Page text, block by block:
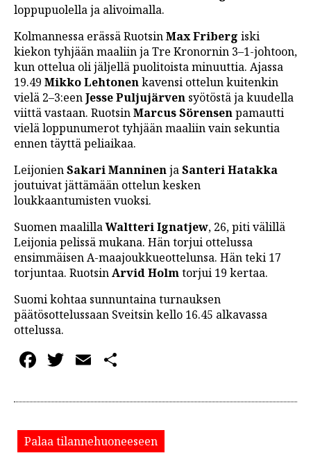
loppupuolella ja alivoimalla.
Kolmannessa erässä RuotsinMax Friberg iski
kiekon tyhjään maaliin ja Tre Kronornin 3–1-johtoon,
kun ottelua oli jäljellä puolitoista minuuttia. Ajassa
19.49 Mikko Lehtonenkavensi ottelun kuitenkin
vielä 2–3:eenJesse Puljujärven syötöstä ja kuudella
viittä vastaan. RuotsinMarcus Sörensenpamautti
vielä loppunumerot tyhjään maaliin vain sekuntia
ennen täyttä peliaikaa.
LeijonienSakari ManninenjaSanteri Hatakka
joutuivat jättämään ottelun kesken
loukkaantumisten vuoksi.
Suomen maalillaWaltteri Ignatjew, 26, piti välillä
Leijonia pelissä mukana. Hän torjui ottelussa
ensimmäisen A-maajoukkueottelunsa. Hän teki 17
torjuntaa. RuotsinArvid Holmtorjui 19 kertaa.
Suomi kohtaa sunnuntaina turnauksen
päätösottelussaan Sveitsin kello 16.45 alkavassa
ottelussa.
Facebook
Twitter
Email
Palaa tilannehuoneeseen